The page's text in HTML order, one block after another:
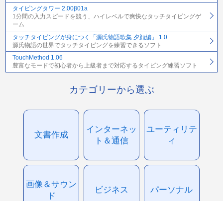
タイピングタワー 2.00β01a
1分間の入力スピードを競う、ハイレベルで爽快なタッチタイピングゲ
ーム
タッチタイピングが身につく「源氏物語歌集 夕顔編」 1.0
源氏物語の世界でタッチタイピングを練習できるソフト
TouchMethod 1.06
豊富なモードで初心者から上級者まで対応するタイピング練習ソフト
カテゴリーから選ぶ
文書作成
インターネッ
ト＆通信
ユーティリテ
ィ
画像＆サウン
ド
ビジネス パーソナル